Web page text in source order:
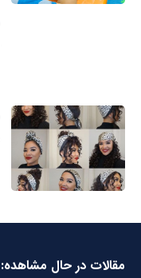
مقالات در حال مشاهده: